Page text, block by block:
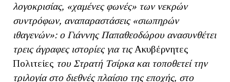
λογοκρισίας, «χαμένες φωνές» των νεκρών
συντρόφων, αναπαραστάσεις «σιωπηρών
ιθαγενών»: ο Γιάννης Παπαθεοδώρου ανασυνθέτει
τρεις άγραφες ιστορίες για τις Ακυβέρνητες
Πολιτείες του Στρατή Τσίρκα και τοποθετεί την
τριλογία στο διεθνές πλαίσιο της εποχής, στο